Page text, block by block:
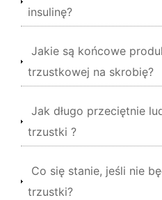
insulinę?
Jakie są końcowe
trzustkowej na skrobię?
Jak długo przeciętnie
trzustki ?
Co się stanie, jeśli nie
trzustki?